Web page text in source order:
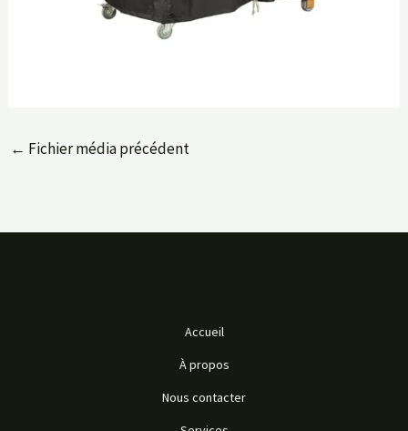
← Fichier média précédent
Accueil
À propos
Nous contacter